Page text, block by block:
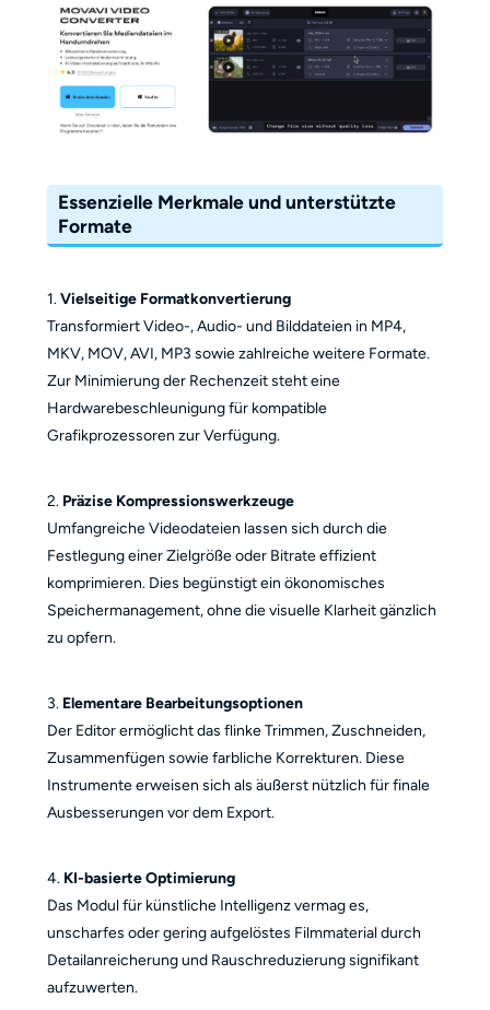
Essenzielle Merkmale und unterstützte
Formate
1.Vielseitige Formatkonvertierung
Transformiert Video-, Audio- und Bilddateien in MP4,
MKV, MOV, AVI, MP3 sowie zahlreiche weitere Formate.
Zur Minimierung der Rechenzeit steht eine
Hardwarebeschleunigung für kompatible
Grafikprozessoren zur Verfügung.
2. Präzise Kompressionswerkzeuge
Umfangreiche Videodateien lassen sich durch die
Festlegung einer Zielgröße oder Bitrate effizient
komprimieren. Dies begünstigt ein ökonomisches
Speichermanagement, ohne die visuelle Klarheit gänzlich
zu opfern.
3. Elementare Bearbeitungsoptionen
Der Editor ermöglicht das flinke Trimmen, Zuschneiden,
Zusammenfügen sowie farbliche Korrekturen. Diese
Instrumente erweisen sich als äußerst nützlich für finale
Ausbesserungen vor dem Export.
4. KI-basierte Optimierung
Das Modul für künstliche Intelligenz vermag es,
unscharfes oder gering aufgelöstes Filmmaterial durch
Detailanreicherung und Rauschreduzierung signifikant
aufzuwerten.